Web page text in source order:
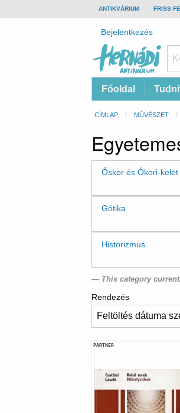
TOP
BAR
ANTIKVÁRIUM FRISS
Felhasználói
fiók
menüje
Bejelentkezés
Antikvárium
Online
Fő
navigáció
Főoldal
Morzsa
CÍMLAP MŰVÉSZET
Őskor és Ókori-kelet
Gótika
Historizmus
This category
Rendezés
PARTNER